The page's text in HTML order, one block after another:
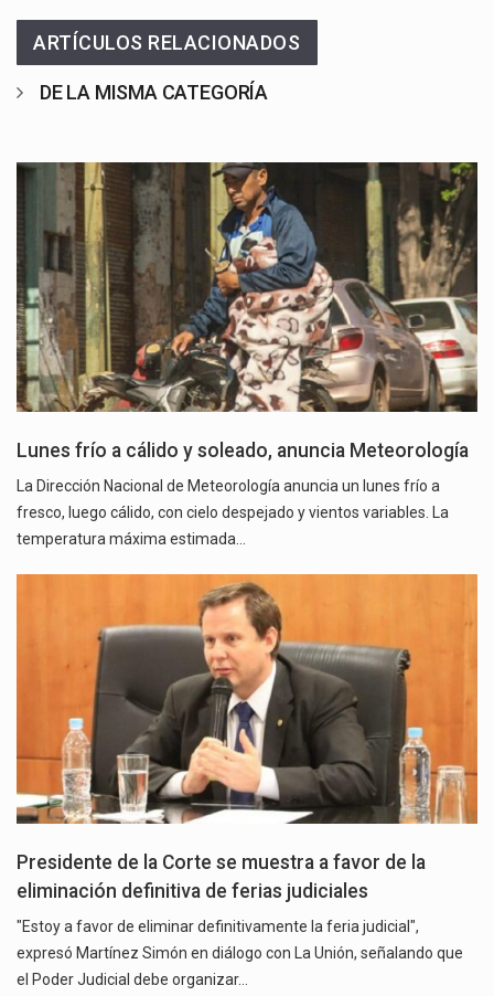
ARTÍCULOS RELACIONADOS
DE LA MISMA CATEGORÍA
Lunes frío a cálido y soleado, anuncia Meteorología
La Dirección Nacional de Meteorología anuncia un lunes frío a
fresco, luego cálido, con cielo despejado y vientos variables. La
temperatura máxima estimada…
Presidente de la Corte se muestra a favor de la
eliminación definitiva de ferias judiciales
"Estoy a favor de eliminar definitivamente la feria judicial",
expresó Martínez Simón en diálogo con La Unión, señalando que
el Poder Judicial debe organizar…